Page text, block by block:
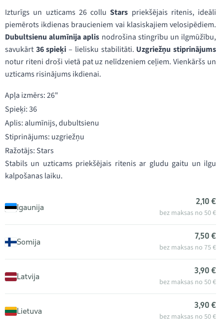
Izturīgs un uzticams 26 colluStars priekšējais ritenis, ideāli
piemērots ikdienas braucieniem vai klasiskajiem velosipēdiem.
Dubultsienu alumīnija aplis nodrošina stingrību un ilgmūžību,
savukārt 36 spieķi – lielisku stabilitāti. Uzgriežņu stiprinājums
notur riteni droši vietā pat uz nelīdzeniem ceļiem. Vienkāršs un
uzticams risinājums ikdienai.
Apļa izmērs: 26"
Spieķi: 36
Aplis: alumīnijs, dubultsienu
Stiprinājums: uzgriežņu
Ražotājs: Stars
Stabils un uzticams priekšējais ritenis ar gludu gaitu un ilgu
kalpošanas laiku.
Igaunija
2,10 €
bez maksas no 50 €
Somija
7,50 €
bez maksas no 75 €
Latvija
3,90 €
bez maksas no 50 €
Lietuva
3,90 €
bez maksas no 50 €